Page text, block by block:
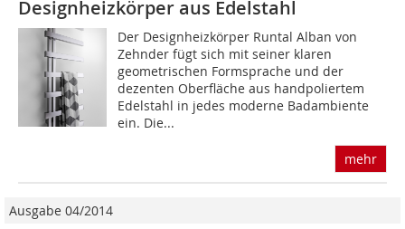
Designheizkörper aus Edelstahl
Der Designheizkörper Runtal Alban von
Zehnder fügt sich mit seiner klaren
geometrischen Formsprache und der
dezenten Oberfläche aus handpoliertem
Edelstahl in jedes moderne Badambiente
ein. Die...
mehr
Ausgabe 04/2014